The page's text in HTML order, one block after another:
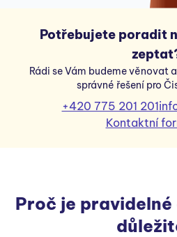
Potřebujete poradit
Rádi se Vám budeme věnovat
správné řešení pro
+420 775 201 201
Kontaktní
Proč je